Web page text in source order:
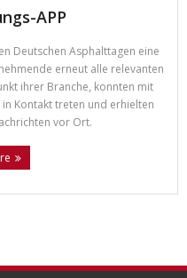
APP
Deutschen Asphalttagen eine
erneut alle relevanten
ihrer Branche, konnten mit
Kontakt treten und erhielten
vor Ort.